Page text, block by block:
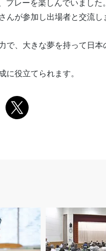
レーを楽しんでいました。
んが参加し出場者と交流し
で、大きな夢を持って日本
に役立てられます。